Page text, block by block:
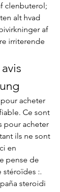
clenbuterol;
alt hvad
af
irriterende
Ce sont
pour acheter
ils ne sont
en
pense de
stéroïdes :.
steroidi